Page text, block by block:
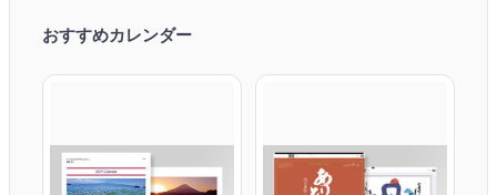
おすすめカレンダー